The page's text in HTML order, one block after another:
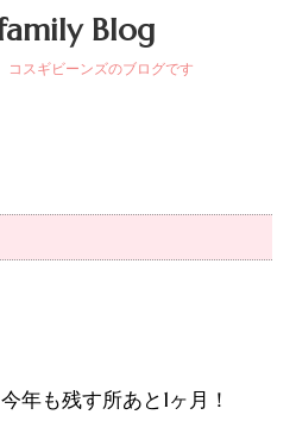
Blog
スギビーンズのブログです
年も残す所あと1ヶ月！